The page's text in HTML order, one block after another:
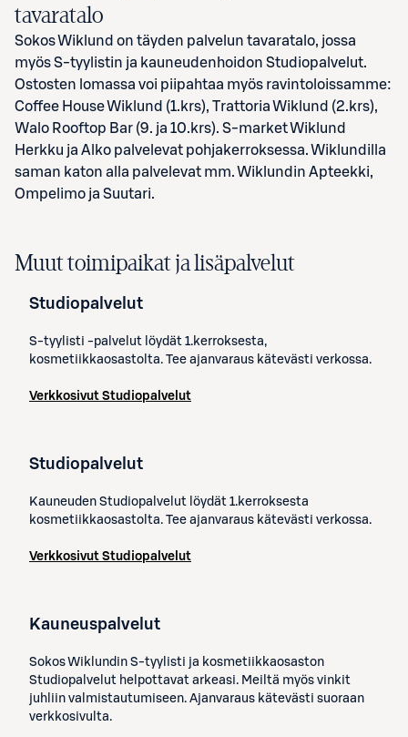
tavaratalo
Sokos Wiklund on täyden palvelun tavaratalo, jossa
myös S-tyylistin ja kauneudenhoidon Studiopalvelut.
Ostosten lomassa voi piipahtaa myös ravintoloissamme:
Coffee House Wiklund (1.krs), Trattoria Wiklund (2.krs),
Walo Rooftop Bar (9. ja 10.krs). S-market Wiklund
Herkku ja Alko palvelevat pohjakerroksessa. Wiklundilla
saman katon alla palvelevat mm. Wiklundin Apteekki,
Ompelimo ja Suutari.
Muut toimipaikat ja lisäpalvelut
Studiopalvelut
S-tyylisti -palvelut löydät 1.kerroksesta,
kosmetiikkaosastolta. Tee ajanvaraus kätevästi verkossa.
Verkkosivut Studiopalvelut
Studiopalvelut
Kauneuden Studiopalvelut löydät 1.kerroksesta
kosmetiikkaosastolta. Tee ajanvaraus kätevästi verkossa.
Verkkosivut Studiopalvelut
Kauneuspalvelut
Sokos Wiklundin S-tyylisti ja kosmetiikkaosaston
Studiopalvelut helpottavat arkeasi. Meiltä myös vinkit
juhliin valmistautumiseen. Ajanvaraus kätevästi suoraan
verkkosivulta.